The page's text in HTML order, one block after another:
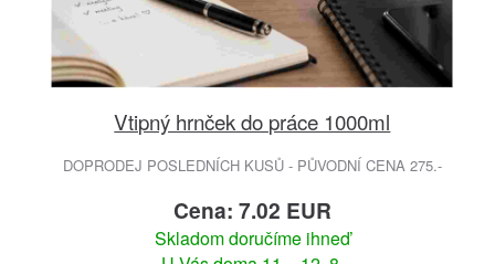
Vtipný hrnček do práce 1000ml
DOPRODEJ POSLEDNÍCH KUSŮ - PŮVODNÍ CENA 275.-
Cena: 7.02 EUR
Skladom doručíme ihneď